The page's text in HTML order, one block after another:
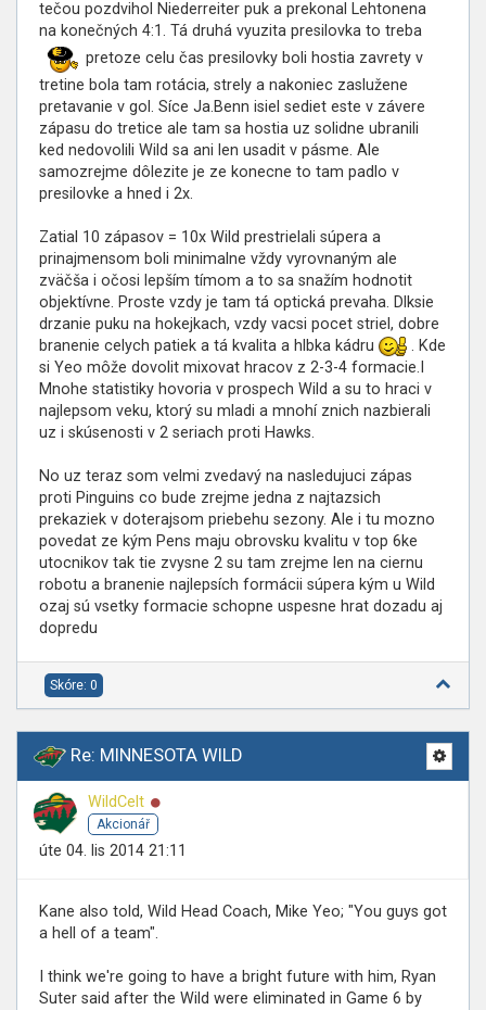
tečou pozdvihol Niederreiter puk a prekonal Lehtonena
na konečných 4:1. Tá druhá vyuzita presilovka to treba
pretoze celu čas presilovky boli hostia zavrety v
tretine bola tam rotácia, strely a nakoniec zaslužene
pretavanie v gol. Síce Ja.Benn isiel sediet este v závere
zápasu do tretice ale tam sa hostia uz solidne ubranili
ked nedovolili Wild sa ani len usadit v pásme. Ale
samozrejme dôlezite je ze konecne to tam padlo v
presilovke a hned i 2x.
Zatial 10 zápasov = 10x Wild prestrielali súpera a
prinajmensom boli minimalne vždy vyrovnaným ale
zväčša i očosi lepším tímom a to sa snažím hodnotit
objektívne. Proste vzdy je tam tá optická prevaha. Dlksie
drzanie puku na hokejkach, vzdy vacsi pocet striel, dobre
branenie celych patiek a tá kvalita a hlbka kádru
. Kde
si Yeo môže dovolit mixovat hracov z 2-3-4 formacie.I
Mnohe statistiky hovoria v prospech Wild a su to hraci v
najlepsom veku, ktorý su mladi a mnohí znich nazbierali
uz i skúsenosti v 2 seriach proti Hawks.
No uz teraz som velmi zvedavý na nasledujuci zápas
proti Pinguins co bude zrejme jedna z najtazsich
prekaziek v doterajsom priebehu sezony. Ale i tu mozno
povedat ze kým Pens maju obrovsku kvalitu v top 6ke
utocnikov tak tie zvysne 2 su tam zrejme len na ciernu
robotu a branenie najlepsích formácii súpera kým u Wild
ozaj sú vsetky formacie schopne uspesne hrat dozadu aj
dopredu
Skóre: 0
Re: MINNESOTA WILD
WildCelt
Akcionář
úte 04. lis 2014 21:11
Kane also told, Wild Head Coach, Mike Yeo; "You guys got
a hell of a team".
I think we're going to have a bright future with him, Ryan
Suter said after the Wild were eliminated in Game 6 by